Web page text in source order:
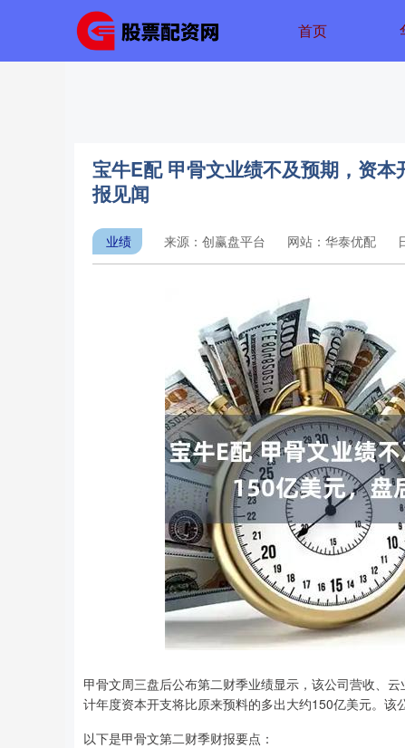
首页
宝牛E配 甲骨文业绩不及预期，资
报见闻
业绩 来源：创赢盘平台 网站：华泰优配
甲骨文周三盘后公布第二财季业绩显示，该公司营收、
计年度资本开支将比原来预料的多出大约150亿美元。该
以下是甲骨文第二财季财报要点：